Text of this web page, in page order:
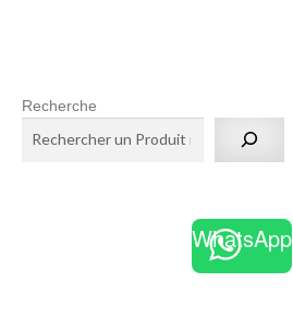
Recherche
WhatsApp